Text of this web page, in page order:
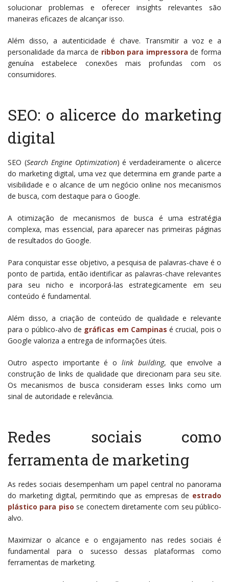
solucionar problemas e oferecer insights relevantes são
maneiras eficazes de alcançar isso.
Além disso, a autenticidade é chave. Transmitir a voz e a
personalidade da marca de ribbon para impressora de forma
genuína estabelece conexões mais profundas com os
consumidores.
SEO: o alicerce do marketing
digital
SEO (Search Engine Optimization) é verdadeiramente o alicerce
do marketing digital, uma vez que determina em grande parte a
visibilidade e o alcance de um negócio online nos mecanismos
de busca, com destaque para o Google.
A otimização de mecanismos de busca é uma estratégia
complexa, mas essencial, para aparecer nas primeiras páginas
de resultados do Google.
Para conquistar esse objetivo, a pesquisa de palavras-chave é o
ponto de partida, então identificar as palavras-chave relevantes
para seu nicho e incorporá-las estrategicamente em seu
conteúdo é fundamental.
Além disso, a criação de conteúdo de qualidade e relevante
para o público-alvo de gráficas em Campinas é crucial, pois o
Google valoriza a entrega de informações úteis.
Outro aspecto importante é o link building, que envolve a
construção de links de qualidade que direcionam para seu site.
Os mecanismos de busca consideram esses links como um
sinal de autoridade e relevância.
Redes sociais como
ferramenta de marketing
As redes sociais desempenham um papel central no panorama
do marketing digital, permitindo que as empresas de estrado
plástico para piso se conectem diretamente com seu público-
alvo.
Maximizar o alcance e o engajamento nas redes sociais é
fundamental para o sucesso dessas plataformas como
ferramentas de marketing.